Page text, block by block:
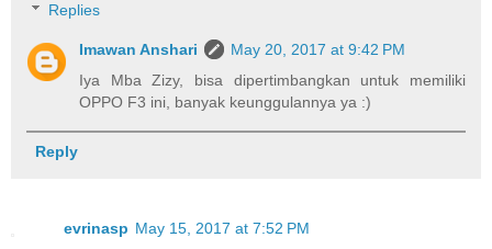
Replies
Imawan Anshari
May 20, 2017 at 9:42 PM
Iya Mba Zizy, bisa dipertimbangkan untuk memiliki
OPPO F3 ini, banyak keunggulannya ya :)
Reply
evrinasp May 15, 2017 at 7:52 PM